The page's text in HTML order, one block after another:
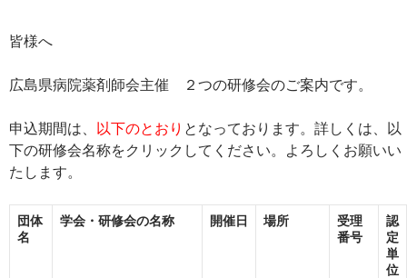
皆様へ
広島県病院薬剤師会主催 ２つの研修会のご案内です。
申込期間は、 以下のとおり となっております。詳しくは、以
下の研修会名称をクリックしてください。よろしくお願いい
たします。
団体
名
学会・研修会の名称 開催日 場所
受理
番号
認
定
単
位